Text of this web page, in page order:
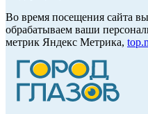
Во время посещения сайта
обрабатываем ваши
метрик Яндекс Метрика,